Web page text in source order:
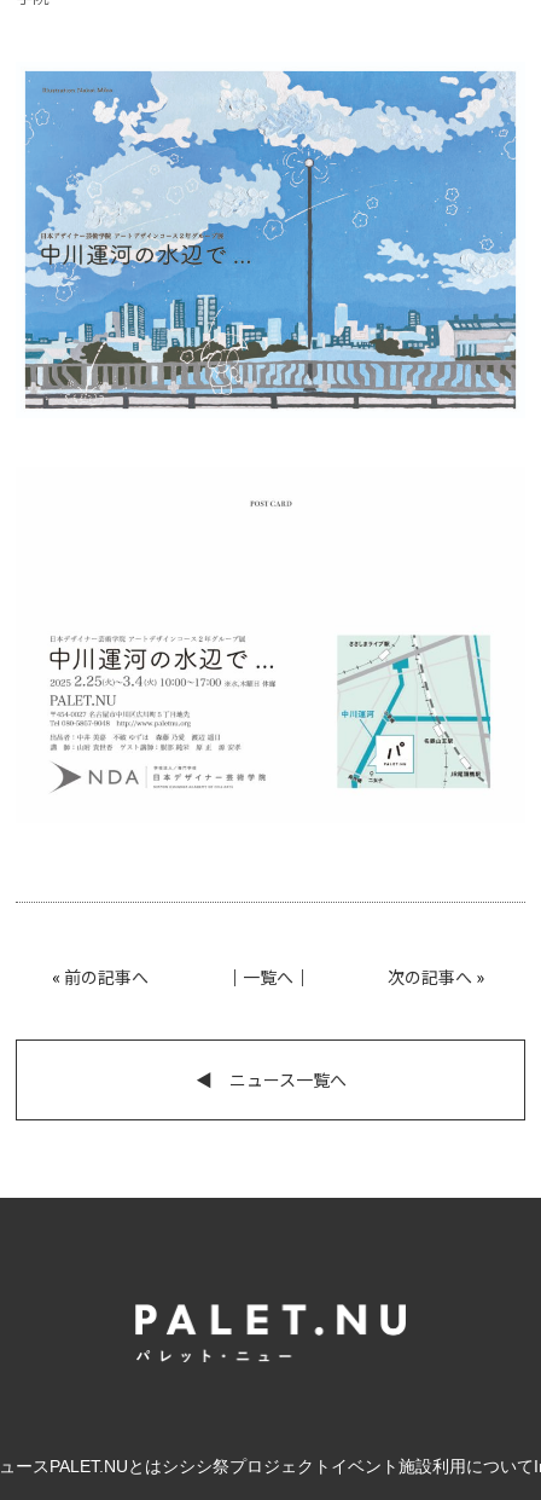
« 前の記事へ │ 一覧へ │ 次の記事へ »
◀︎ ニュース一覧へ
ースPALET.NUとはシシシ祭プロジェクト イベント施設利用について